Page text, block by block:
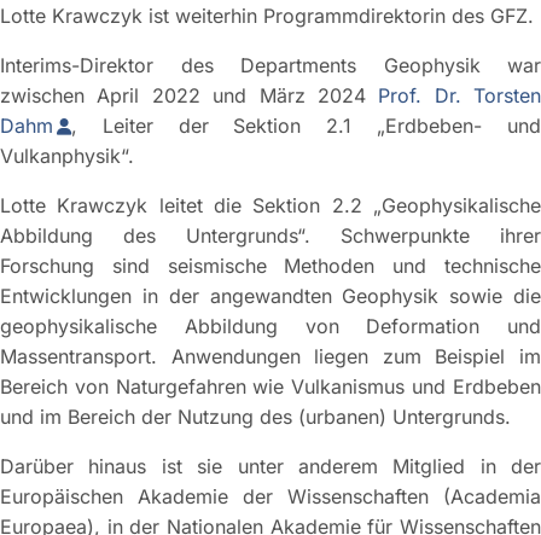
Lotte Krawczyk ist weiterhin Programmdirektorin des GFZ.
Interims-Direktor des Departments Geophysik war
zwischen April 2022 und März 2024 Prof. Dr. Torsten
Dahm
, Leiter der Sektion 2.1 „Erdbeben- und
Vulkanphysik“.
Lotte Krawczyk leitet die Sektion 2.2 „Geophysikalische
Abbildung des Untergrunds“. Schwerpunkte ihrer
Forschung sind seismische Methoden und technische
Entwicklungen in der angewandten Geophysik sowie die
geophysikalische Abbildung von Deformation und
Massentransport. Anwendungen liegen zum Beispiel im
Bereich von Naturgefahren wie Vulkanismus und Erdbeben
und im Bereich der Nutzung des (urbanen) Untergrunds.
Darüber hinaus ist sie unter anderem Mitglied in der
Europäischen Akademie der Wissenschaften (Academia
Europaea), in der Nationalen Akademie für Wissenschaften